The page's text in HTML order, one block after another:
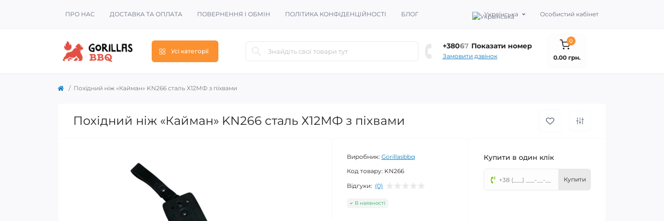
ПРО НАС ДОСТАВКА ТА ОПЛАТА ПОВЕРНЕННЯ І ОБМІН ПОЛІТИКА КОНФІДЕНЦІЙНОСТІ БЛОГ Українська Особистий кабінет
Усі категорії
+38067 Показати номер
Замовити дзвінок
0
0.00 грн.
Похідний ніж «Кайман» KN266 сталь Х12МФ з піхвами
Похідний ніж «Кайман» KN266 сталь Х12МФ з піхвами
Виробник: Gorillasbbq
Код товару: KN266
Відгуки: (0)
В наявності
Купити в один клік
Купити